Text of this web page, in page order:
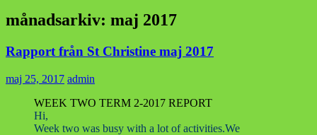
månadsarkiv: maj 2017
Rapport från St Christine maj 2017
maj 25, 2017 admin
WEEK TWO TERM 2-2017 REPORT
Hi,
Week two was busy with a lot of activities.We